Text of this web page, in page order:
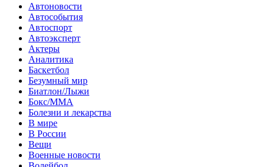
Автоновости
Автособытия
Автоспорт
Автоэксперт
Актеры
Аналитика
Баскетбол
Безумный мир
Биатлон/Лыжи
Бокс/MMA
Болезни и лекарства
В мире
В России
Вещи
Военные новости